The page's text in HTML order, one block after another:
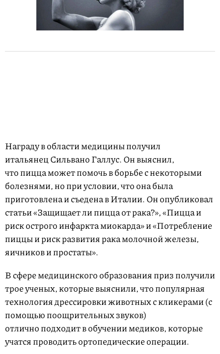
Награду в области медицины получил
итальянец Сильвано Галлус. Он выяснил,
что пицца может помочь в борьбе с некоторыми
болезнями, но при условии, что она была
приготовлена и съедена в Италии. Он опубликовал
статьи «Защищает ли пицца от рака?», «Пицца и
риск острого инфаркта миокарда» и «Потребление
пиццы и риск развития рака молочной железы,
яичников и простаты».
В сфере медицинского образования приз получили
трое ученых, которые выяснили, что популярная
технология дрессировки животных с кликерами (с
помощью поощрительных звуков)
отлично подходит в обучении медиков, которые
учатся проводить ортопедические операции.